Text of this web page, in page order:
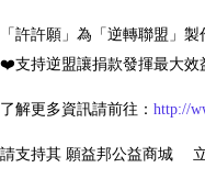
「許許願」為「逆轉聯盟」
❤️支持逆盟讓捐款發揮最大效
了解更多資訊請前往： http://
請支持其 願益邦公益商城 立